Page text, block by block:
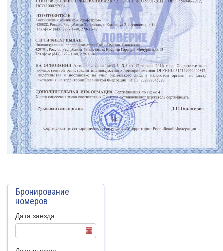
Бронирование
номеров
Дата заезда